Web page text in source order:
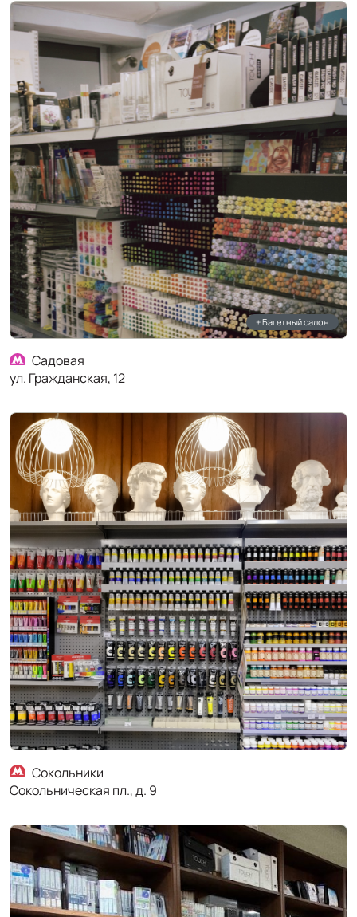
+ Багетный салон
Садовая
ул. Гражданская, 12
Сокольники
Сокольническая пл., д. 9